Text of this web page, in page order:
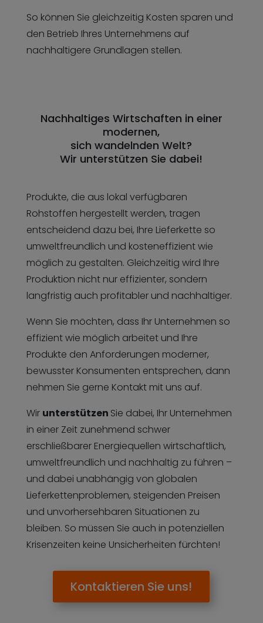
So können Sie gleichzeitig Kosten sparen und
den Betrieb Ihres Unternehmens auf
nachhaltigere Grundlagen stellen.
Nachhaltiges Wirtschaften in einer
modernen,
sich wandelnden Welt?
Wir unterstützen Sie dabei!
Produkte, die aus lokal verfügbaren
Rohstoffen hergestellt werden, tragen
entscheidend dazu bei, Ihre Lieferkette so
umweltfreundlich und kosteneffizient wie
möglich zu gestalten. Gleichzeitig wird Ihre
Produktion nicht nur effizienter, sondern
langfristig auch profitabler und nachhaltiger.
Wenn Sie möchten, dass Ihr Unternehmen so
effizient wie möglich arbeitet und Ihre
Produkte den Anforderungen moderner,
bewusster Konsumenten entsprechen, dann
nehmen Sie gerne Kontakt mit uns auf.
Wir unterstützen Sie dabei, Ihr Unternehmen
in einer Zeit zunehmend schwer
erschließbarer Energiequellen wirtschaftlich,
umweltfreundlich und nachhaltig zu führen –
und dabei unabhängig von globalen
Lieferkettenproblemen, steigenden Preisen
und unvorhersehbaren Situationen zu
bleiben. So müssen Sie auch in potenziellen
Krisenzeiten keine Unsicherheiten fürchten!
Kontaktieren Sie uns!